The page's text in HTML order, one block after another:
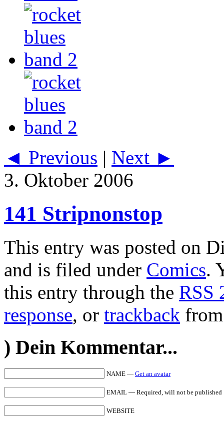
◄ Previous | Next ►
3. Oktober 2006
141 Stripnonstop
This entry was posted on
and is filed under Comics.
this entry through the RSS
response, or trackback
) Dein Kommentar...
NAME — Get an avatar
EMAIL — Required, will not be published
WEBSITE